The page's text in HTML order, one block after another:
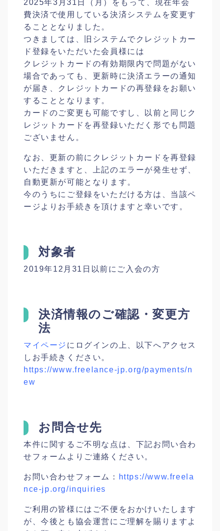
2025年3月31日（月）をもって、現在年会
費決済で使用している決済システムを変更す
ることとなりました。
つきましては、旧システムでクレジットカー
ド登録をいただいた会員様には
クレジットカードの有効期限内で問題がない
場合であっても、更新時に決済エラーの通知
が届き、クレジットカードの再登録をお願い
することとなります。
カードのご変更も可能ですし、以前と同じク
レジットカードを再登録いただく形でも問題
ございません。
なお、更新の前にクレジットカードを再登録
いただきますと、上記のエラーが発生せず、
自動更新が可能となります。
今のうちにご登録をいただける方は、当該ペ
ージよりお手続きを頂けますと幸いです。
対象者
2019年12月31日以前にご入会の方
決済情報のご確認・変更方
法
マイページ にログインの上、以下へアクセス
しお手続きください。
https://www.freelance-jp.org/payments/n
ew
お問合せ先
本件に関するご不明な点は、下記お問い合わ
せフォームよりご連絡ください。
お問い合わせフォーム：
https://www.freela
nce-jp.org/inquiries
ご利用の皆様にはご不便をおかけいたします
が、今後とも協会運営にご理解を賜りますよ